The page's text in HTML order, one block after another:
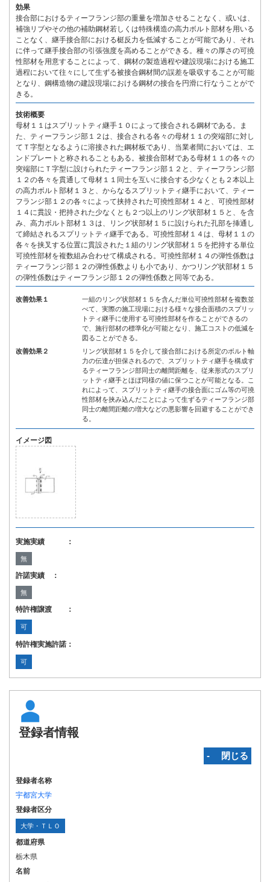
効果
接合部におけるティーフランジ部の重量を増加させることなく、或いは、
補強リブやその他の補助鋼材若しくは特殊構造の高力ボルト部材を用いる
ことなく、継手接合部における梃反力を低減することが可能であり、それ
に伴って継手接合部の引張強度を高めることができる。種々の厚さの可撓
性部材を用意することによって、鋼材の製造過程や建設現場における施工
過程において往々にして生ずる被接合鋼材間の誤差を吸収することが可能
となり、鋼構造物の建設現場における鋼材の接合を円滑に行なうことがで
きる。
技術概要
母材１１はスプリットティ継手１０によって接合される鋼材である。ま
た、ティーフランジ部１２は、接合される各々の母材１１の突端部に対し
てＴ字型となるように溶接された鋼材板であり、当業者間においては、エ
ンドプレートと称されることもある。被接合部材である母材１１の各々の
突端部にＴ字型に設けられたティーフランジ部１２と、ティーフランジ部
１２の各々を貫通して母材１１同士を互いに接合する少なくとも２本以上
の高力ボルト部材１３と、からなるスプリットティ継手において、ティー
フランジ部１２の各々によって挟持された可撓性部材１４と、可撓性部材
１４に貫設・把持された少なくとも２つ以上のリング状部材１５と、を含
み、高力ボルト部材１３は、リング状部材１５に設けられた孔部を挿通し
て締結されるスプリットティ継手である。可撓性部材１４は、母材１１の
各々を挟叉する位置に貫設された１組のリング状部材１５を把持する単位
可撓性部材を複数組み合わせて構成される。可撓性部材１４の弾性係数は
ティーフランジ部１２の弾性係数よりも小であり、かつリング状部材１５
の弾性係数はティーフランジ部１２の弾性係数と同等である。
改善効果１
一組のリング状部材１５を含んだ単位可撓性部材を複数並
べて、実際の施工現場における様々な接合面積のスプリッ
トティ継手に使用する可撓性部材を作ることができるの
で、施行部材の標準化が可能となり、施工コストの低減を
図ることができる。
改善効果２
リング状部材１５を介して接合部における所定のボルト軸
力の伝達が担保されるので、スプリットティ継手を構成す
るティーフランジ部同士の離間距離を、従来形式のスプリ
ットティ継手とほぼ同様の値に保つことが可能となる。こ
れによって、スプリットティ継手の接合面にゴム等の可撓
性部材を挟み込んだことによって生ずるティーフランジ部
同士の離間距離の増大などの悪影響を回避することができ
る。
イメージ図
実施実績 ：
無
許諾実績 ：
無
特許権譲渡 ：
可
特許権実施許諾：
可
登録者情報
‐ 閉じる
登録者名称
宇都宮大学
登録者区分
大学・ＴＬＯ
都道府県
栃木県
名前